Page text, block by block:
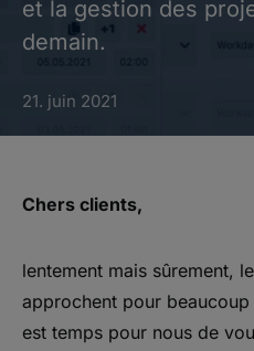
et la gestion des
demain.
21. juin 2021
Chers clients​,
lentement mais sûrement,
approchent pour
est temps pour nous de